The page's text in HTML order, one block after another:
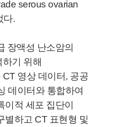
serous ovarian
다.
장액성 난소암의
기 위해
영상 데이터, 공공
데이터와 통합하여
이적 세포 집단이
별하고 CT 표현형 및